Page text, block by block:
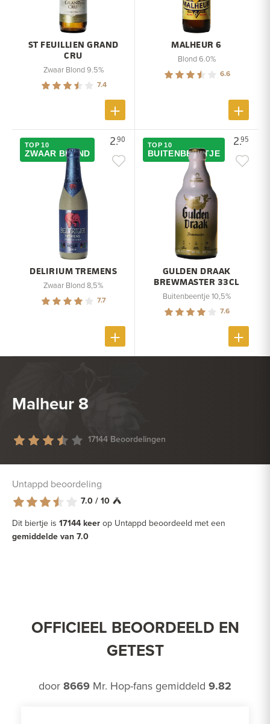
ST FEUILLIEN GRAND
CRU
Zwaar Blond 9.5%
7.4
MALHEUR 6
Blond 6.0%
6.6
2.90
TOP 10
ZWAAR BLOND
DELIRIUM TREMENS
Zwaar Blond 8,5%
7.7
2.95
TOP 10
BUITENBEENTJE
GULDEN DRAAK
BREWMASTER 33CL
Buitenbeentje 10,5%
7.6
Malheur 8
17144 Beoordelingen
Untappd beoordeling
7.0 / 10
Dit biertje is 17144 keer op Untappd beoordeeld met een
gemiddelde van 7.0
OFFICIEEL BEOORDEELD EN
GETEST
door 8669 Mr. Hop-fans gemiddeld 9.82